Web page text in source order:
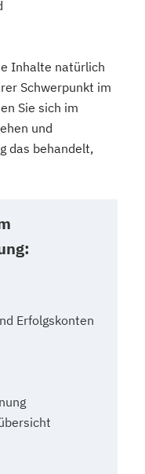
Inhalte natürlich
Schwerpunkt im
Sie sich im
und
das behandelt,
Erfolgskonten